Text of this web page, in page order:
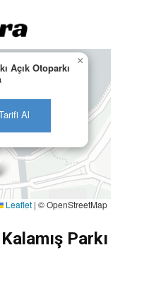
Açık Otoparkı
Al
×
Leaflet | © OpenStreetMap
Parkı